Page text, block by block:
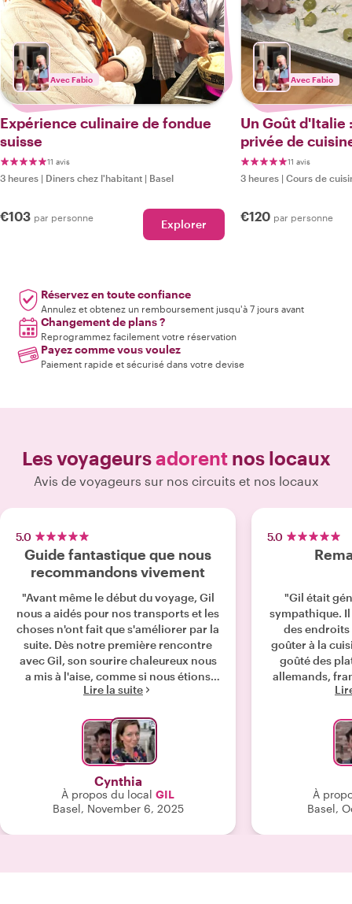
Avec Fabio
Expérience culinaire de fondue
suisse
11 avis
3 heures | Diners chez l'habitant | Basel
€103 par personne Explorer
Avec Fabio
Un Goût d'Italie
privée de
Pizza/Focaccia
11 avis
3 heures | Cours de
€120 par personne
Réservez en toute confiance
Annulez et obtenez un remboursement jusqu'à 7 jours avant
Changement de plans ?
Reprogrammez facilement votre réservation
Payez comme vous voulez
Paiement rapide et sécurisé dans votre devise
Les voyageursadorentnos locaux
Avis de voyageurs sur nos circuits et nos locaux
5.0
Guide fantastique que nous
recommandons vivement
"Avant même le début du voyage, Gil
nous a aidés pour nos transports et les
choses n'ont fait que s'améliorer par la
suite. Dès notre première rencontre
avec Gil, son sourire chaleureux nous
a mis à l'aise, comme si nous étions
accueillis chez lui. Nous avons appris
et la culture suisses, ainsi que sur
l'histoire européenne. L'intégration
d'éléments précieux sur l'histoire juive
était également passionnante. En deux
heures, nous avons appris davantage
qu'en plusieurs années d'école. Je
recommande vivement Gil pour son
savoir, sa gentillesse et sa capacité à
Lire la suite
Cynthia
À propos du local GIL
Basel, November 6, 2025
5.0
"Gil était
sympathique. Il
des
goûter à la
goûté des
allemands,
meilleurs
À
Basel,